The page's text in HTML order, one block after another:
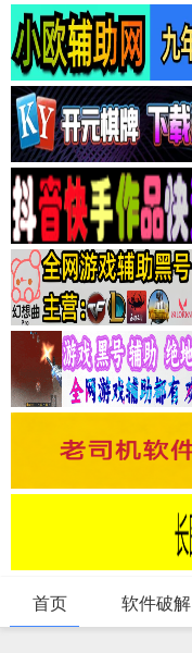
首页 软件破解